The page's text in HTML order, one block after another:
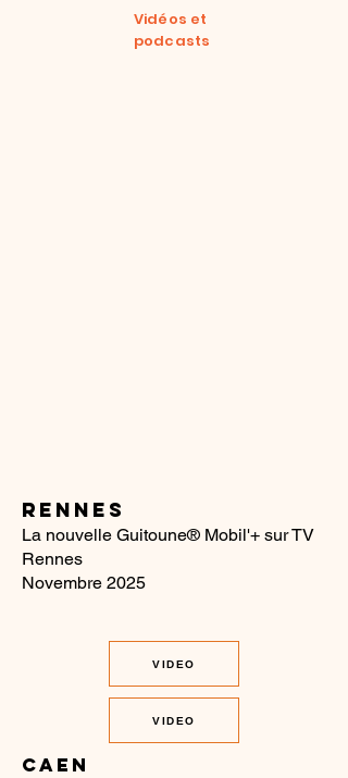
Vidéos et
podcasts
RENNES
La nouvelle Guitoune® Mobil'+ sur TV
Rennes
Novembre 2025
VIDEO
VIDEO
CAEN